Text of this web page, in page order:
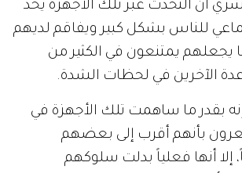
أن التحدث عبر تلك الأجهزة يحد
للناس بشكل كبير ويفاقم لديهم
ما يجعلهم يمتنعون في الكثير من
الآخرين في لحظات الشدة.
بقدر ما ساهمت تلك الأجهزة في
بأنهم أقرب إلى بعضهم
إلا أنها فعلياً بدلت سلوكهم